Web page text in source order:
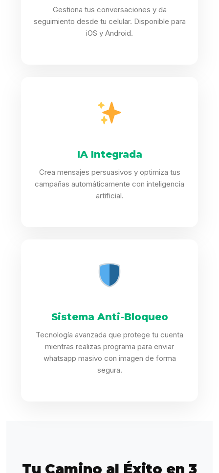
Gestiona tus conversaciones y da
seguimiento desde tu celular. Disponible para
iOS y Android.
IA Integrada
Crea mensajes persuasivos y optimiza tus
campañas automáticamente con inteligencia
artificial.
Sistema Anti-Bloqueo
Tecnología avanzada que protege tu cuenta
mientras realizas programa para enviar
whatsapp masivo con imagen de forma
segura.
Tu Camino al Éxito en 3